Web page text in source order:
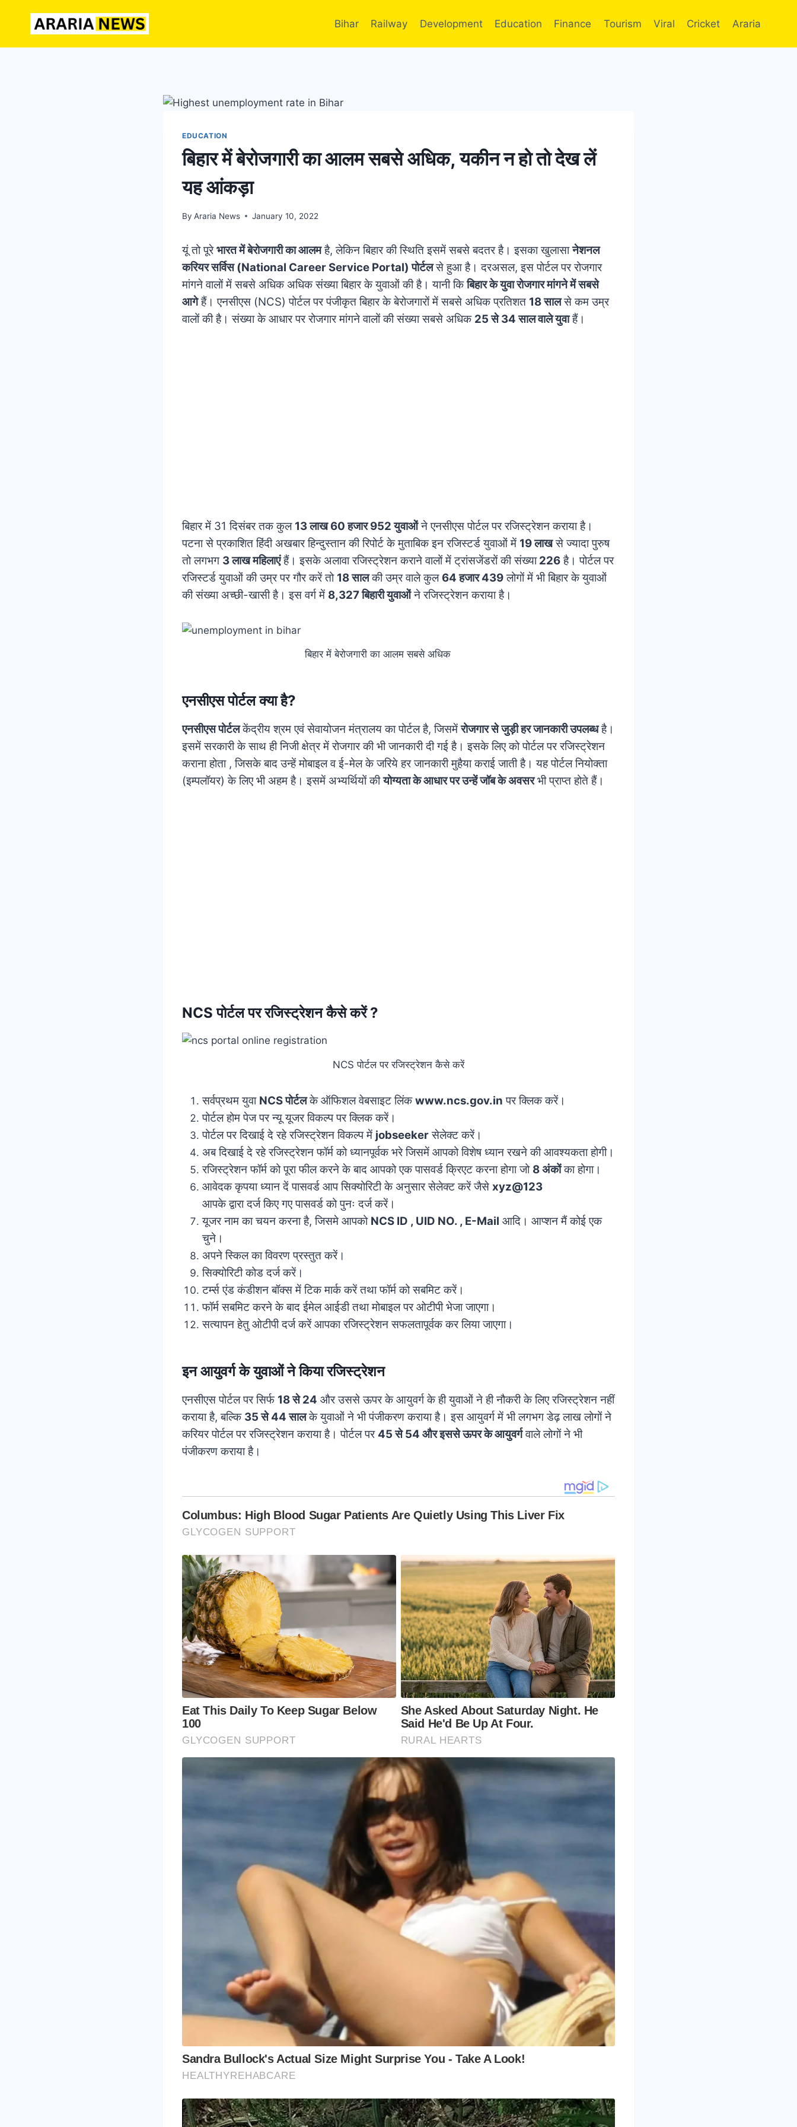
Bihar Railway Development Education Finance Tourism Viral Cricket Araria
EDUCATION
बिहार में बेरोजगारी का आलम सबसे अधिक, यकीन न हो तो देख लें
यह आंकड़ा
By Araria News January 10, 2022
यूं तो पूरेभारत में बेरोजगारी का आलमहै, लेकिन बिहार की स्थिति इसमें सबसे बदतर है। इसका खुलासानेशनल
करियर सर्विस (National Career Service Portal) पोर्टलसे हुआ है। दरअसल, इस पोर्टल पर रोजगार
मांगने वालों में सबसे अधिक अधिक संख्या बिहार के युवाओं की है। यानी किबिहार के युवा रोजगार मांगने में सबसे
आगेहैं। एनसीएस (NCS) पोर्टल पर पंजीकृत बिहार के बेरोजगारों में सबसे अधिक प्रतिशत 18 सालसे कम उम्र
वालों की है। संख्या के आधार पर रोजगार मांगने वालों की संख्या सबसे अधिक 25 से 34 साल वाले युवाहैं।
बिहार में 31 दिसंबर तक कुल 13 लाख 60 हजार 952 युवाओंने एनसीएस पोर्टल पर रजिस्ट्रेशन कराया है।
पटना से प्रकाशित हिंदी अखबार हिन्दुस्तान की रिपोर्ट के मुताबिक इन रजिस्टर्ड युवाओं में 19 लाखसे ज्यादा पुरुष
तो लगभग 3 लाख महिलाएंहैं। इसके अलावा रजिस्ट्रेशन कराने वालों में ट्रांसजेंडरों की संख्या226है। पोर्टल पर
रजिस्टर्ड युवाओं की उम्र पर गौर करें तो 18 सालकी उम्र वाले कुल 64 हजार 439लोगों में भी बिहार के युवाओं
की संख्या अच्छी-खासी है। इस वर्ग में 8,327 बिहारी युवाओंने रजिस्ट्रेशन कराया है।
बिहार में बेरोजगारी का आलम सबसे अधिक
एनसीएस पोर्टल क्या है?
एनसीएस पोर्टलकेंद्रीय श्रम एवं सेवायोजन मंत्रालय का पोर्टल है, जिसमेंरोजगार से जुड़ी हर जानकारी उपलब्धहै।
इसमें सरकारी के साथ ही निजी क्षेत्र में रोजगार की भी जानकारी दी गई है। इसके लिए को पोर्टल पर रजिस्ट्रेशन
कराना होता , जिसके बाद उन्हें मोबाइल व ई-मेल के जरिये हर जानकारी मुहैया कराई जाती है। यह पोर्टल नियोक्ता
(इम्पलॉयर) के लिए भी अहम है। इसमें अभ्यर्थियों कीयोग्यता के आधार पर उन्हें जॉब के अवसरभी प्राप्त होते हैं।
NCS पोर्टल पर रजिस्ट्रेशन कैसे करें ?
NCS पोर्टल पर रजिस्ट्रेशन कैसे करें
सर्वप्रथम युवा NCS पोर्टलके ऑफिशल वेबसाइट लिंकwww.ncs.gov.in पर क्लिक करें।
पोर्टल होम पेज पर न्यू यूजर विकल्प पर क्लिक करें।
पोर्टल पर दिखाई दे रहे रजिस्ट्रेशन विकल्प में jobseekerसेलेक्ट करें।
अब दिखाई दे रहे रजिस्ट्रेशन फॉर्म को ध्यानपूर्वक भरे जिसमें आपको विशेष ध्यान रखने की आवश्यकता होगी।
रजिस्ट्रेशन फॉर्म को पूरा फील करने के बाद आपको एक पासवर्ड क्रिएट करना होगा जो 8 अंकोंका होगा।
आवेदक कृपया ध्यान दें पासवर्ड आप सिक्योरिटी के अनुसार सेलेक्ट करें जैसे xyz@123
आपके द्वारा दर्ज किए गए पासवर्ड को पुनः दर्ज करें।
यूजर नाम का चयन करना है, जिसमे आपको NCS ID , UID NO. , E-Mail आदि। आप्शन मैं कोई एक
चुने।
अपने स्किल का विवरण प्रस्तुत करें।
सिक्योरिटी कोड दर्ज करें।
टर्म्स एंड कंडीशन बॉक्स में टिक मार्क करें तथा फॉर्म को सबमिट करें।
फॉर्म सबमिट करने के बाद ईमेल आईडी तथा मोबाइल पर ओटीपी भेजा जाएगा।
सत्यापन हेतु ओटीपी दर्ज करें आपका रजिस्ट्रेशन सफलतापूर्वक कर लिया जाएगा।
इन आयुवर्ग के युवाओं ने किया रजिस्ट्रेशन
एनसीएस पोर्टल पर सिर्फ 18 से 24 और उससे ऊपर के आयुवर्ग के ही युवाओं ने ही नौकरी के लिए रजिस्ट्रेशन नहीं
कराया है, बल्कि 35 से 44 सालके युवाओं ने भी पंजीकरण कराया है। इस आयुवर्ग में भी लगभग डेढ़ लाख लोगों ने
करियर पोर्टल पर रजिस्ट्रेशन कराया है। पोर्टल पर 45 से 54 और इससे ऊपर के आयुवर्गवाले लोगों ने भी
पंजीकरण कराया है।